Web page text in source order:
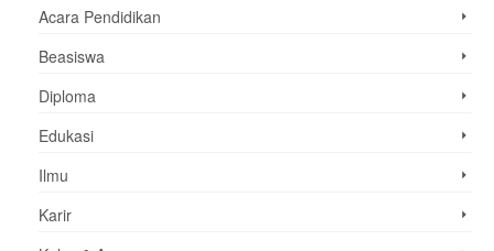
Acara Pendidikan
Beasiswa
Diploma
Edukasi
Ilmu
Karir